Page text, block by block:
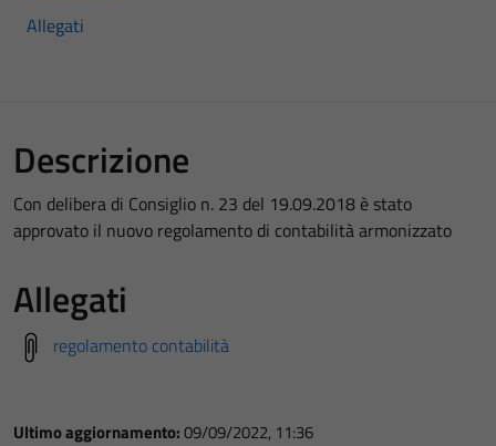
Allegati
Descrizione
Con delibera di Consiglio n. 23 del 19.09.2018 è stato
approvato il nuovo regolamento di contabilità armonizzato
Allegati
regolamento contabilità
Ultimo aggiornamento:09/09/2022, 11:36